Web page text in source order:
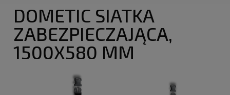
DOMETIC SIATKA
ZABEZPIECZAJĄCA,
1500X580 MM